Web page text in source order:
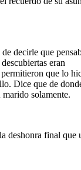
decirle que
eran
que lo
Dice que de
solamente.
deshonra final que